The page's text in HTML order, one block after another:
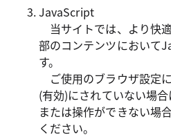
JavaScript
当サイトでは、より快
部のコンテンツにおいて
す。
ご使用のブラウザ設定
(有効)にされていない場
または操作ができない場
ください。